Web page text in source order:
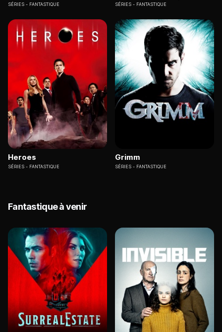
SÉRIES FANTASTIQUE SÉRIES FANTASTIQUE
Heroes
SÉRIES FANTASTIQUE
Grimm
SÉRIES FANTASTIQUE
Fantastique à venir